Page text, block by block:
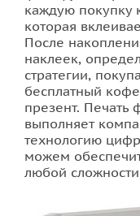
Печать билетов во
Фотопечать на
каждую покупку
которая
После
наклеек,
стратегии,
бесплатный
презент. Печать
выполняет
технологию
можем
любой